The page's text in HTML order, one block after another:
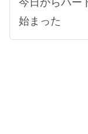
始まった